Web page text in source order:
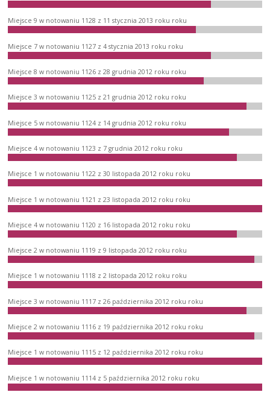
Miejsce 9 w notowaniu 1128 z 11 stycznia 2013 roku roku
Miejsce 7 w notowaniu 1127 z 4 stycznia 2013 roku roku
Miejsce 8 w notowaniu 1126 z 28 grudnia 2012 roku roku
Miejsce 3 w notowaniu 1125 z 21 grudnia 2012 roku roku
Miejsce 5 w notowaniu 1124 z 14 grudnia 2012 roku roku
Miejsce 4 w notowaniu 1123 z 7 grudnia 2012 roku roku
Miejsce 1 w notowaniu 1122 z 30 listopada 2012 roku roku
Miejsce 1 w notowaniu 1121 z 23 listopada 2012 roku roku
Miejsce 4 w notowaniu 1120 z 16 listopada 2012 roku roku
Miejsce 2 w notowaniu 1119 z 9 listopada 2012 roku roku
Miejsce 1 w notowaniu 1118 z 2 listopada 2012 roku roku
Miejsce 3 w notowaniu 1117 z 26 października 2012 roku roku
Miejsce 2 w notowaniu 1116 z 19 października 2012 roku roku
Miejsce 1 w notowaniu 1115 z 12 października 2012 roku roku
Miejsce 1 w notowaniu 1114 z 5 października 2012 roku roku